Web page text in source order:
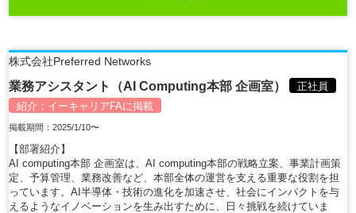
株式会社Preferred Networks
業務アシスタント（AI Computing本部 企画室）
正社員
紹介： イーキャリアFAに掲載
掲載期間：2025/1/10〜
【部署紹介】
AI computing本部 企画室は、AI computing本部の戦略立案、事業計画策
定、予算管理、業務改善など、本部全体の運営を支える重要な役割を担
っています。AI半導体・技術の進化を加速させ、社会にインパクトを与
えるようなイノベーションを生み出すために、日々挑戦を続けていま